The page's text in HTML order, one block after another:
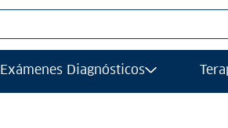
Exámenes Diagnósticos